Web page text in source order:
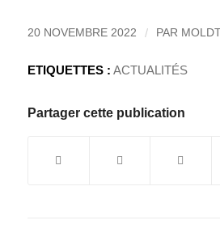
20 NOVEMBRE 2022 / PAR
ETIQUETTES : ACTUALITÉS
Partager cette publication